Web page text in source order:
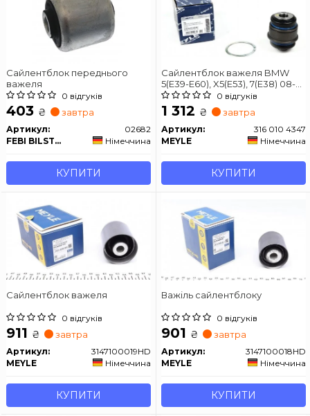
Сайлентблок переднього
важеля
0 відгуків
403 ₴ завтра
Артикул:
02682
FEBI BILSTEIN
Німеччина
КУПИТИ
Сайлентблок важеля BMW
5(E39-E60), X5(E53), 7(E38) 08-
задній міст 0 відгуків
1 312 ₴ завтра
Артикул:
316 010 4347
MEYLE
Німеччина
КУПИТИ
Сайлентблок важеля
0 відгуків
911 ₴ завтра
Артикул:
3147100019HD
MEYLE
Німеччина
КУПИТИ
Важіль сайлентблоку
0 відгуків
901 ₴ завтра
Артикул:
3147100018HD
MEYLE
Німеччина
КУПИТИ